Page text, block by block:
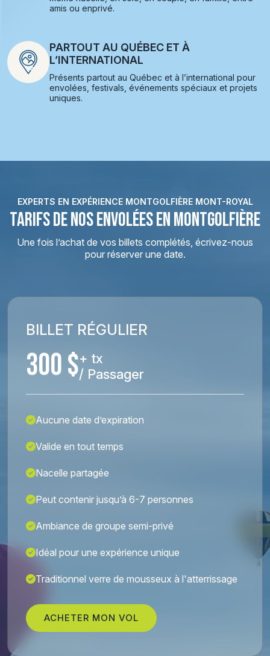
amis ou enprivé.
PARTOUT AU QUÉBEC ET À
L’INTERNATIONAL
Présents partout au Québec et à l’international pour
envolées, festivals, événements spéciaux et projets
uniques.
EXPERTS EN EXPÉRIENCE MONTGOLFIÈRE MONT-ROYAL
TARIFS DE NOS ENVOLÉES EN MONTGOLFIÈRE
Une fois l’achat de vos billets complétés, écrivez-nous
pour réserver une date.
BILLET RÉGULIER
300 $+ tx
/ Passager
Aucune date d’expiration
Valide en tout temps
Nacelle partagée
Peut contenir jusqu’à 6-7 personnes
Ambiance de groupe semi-privé
Idéal pour une expérience unique
Traditionnel verre de mousseux à l'atterrissage
ACHETER MON VOL